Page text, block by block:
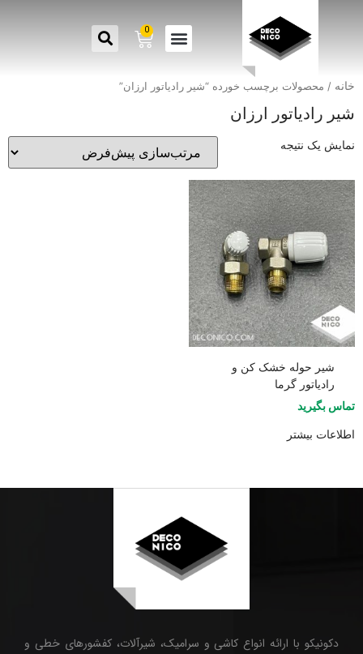
0
خانه / محصولات برچسب خورده “شیر رادیاتور ارزان”
شیر رادیاتور ارزان
نمایش یک نتیجه
شیر حوله خشک کن و
رادیاتور گرما
تماس بگیرید
اطلاعات بیشتر
دکونیکو با ارائه انواع کاشی و سرامیک، شیرآلات، کفشورهای خطی و